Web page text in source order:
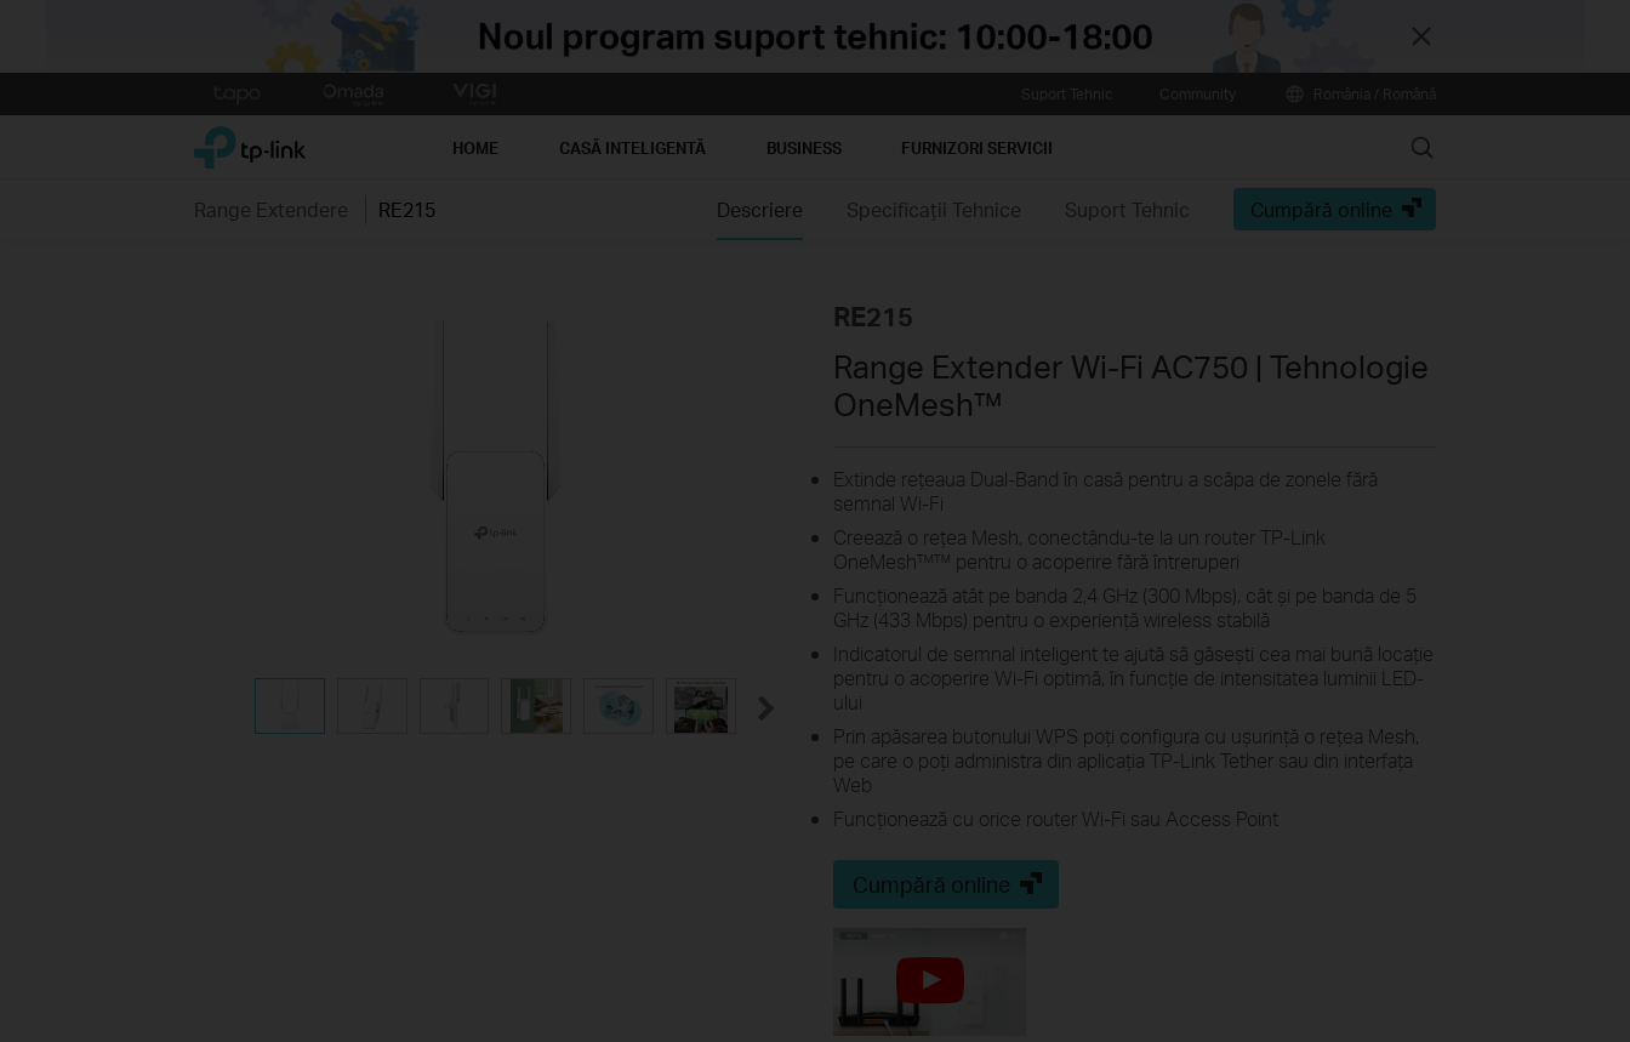
Close
to
TP-Link, Reliably Smart HOME CASĂ INTELIGENTĂ BUSINESS FURNIZORI SERVICII Search
Range Extendere RE215 Descriere Specificaţii Tehnice Suport Tehnic Cumpără online
RE215
Range Extender Wi-Fi AC750 | Tehnologie
OneMesh™
Extinde rețeaua Dual-Band în casă pentru a scăpa de zonele fără
semnal Wi-Fi
Creează o rețea Mesh, conectându-te la un router TP-Link
OneMesh™™ pentru o acoperire fără întreruperi
Funcționează atât pe banda 2,4 GHz (300 Mbps), cât și pe banda de 5
GHz (433 Mbps) pentru o experiență wireless stabilă
Indicatorul de semnal inteligent te ajută să găsești cea mai bună locație
pentru o acoperire Wi-Fi optimă, în funcție de intensitatea luminii LED-
ului
Prin apăsarea butonului WPS poți configura cu ușurință o rețea Mesh,
pe care o poți administra din aplicația TP-Link Tether sau din interfața
Web
Funcționează cu orice router Wi-Fi sau Access Point
Cumpără online